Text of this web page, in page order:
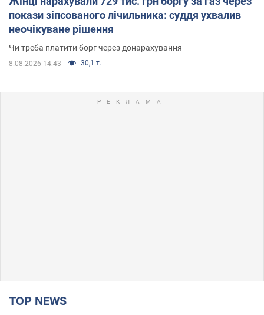
покази зіпсованого лічильника: суддя ухвалив
неочікуване рішення
Чи треба платити борг через донарахування
8.08.2026 14:43 30,1 т.
TOP NEWS